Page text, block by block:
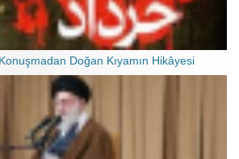
Doğan Kıyamın Hikâyesi